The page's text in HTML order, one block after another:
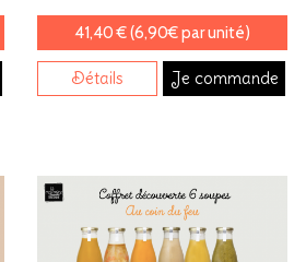
41,40 € (6,90€ par unité)
Détails Je commande